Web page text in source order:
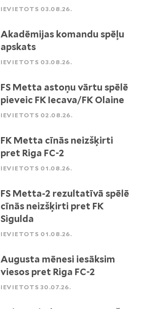
IEVIETOTS 03.08.26.
Akadēmijas komandu spēļu
apskats
IEVIETOTS 03.08.26.
FS Metta astoņu vārtu spēlē
pieveic FK Iecava/FK Olaine
IEVIETOTS 02.08.26.
FK Metta cīnās neizšķirti
pret Riga FC-2
IEVIETOTS 01.08.26.
FS Metta-2 rezultatīvā spēlē
cīnās neizšķirti pret FK
Sigulda
IEVIETOTS 01.08.26.
Augusta mēnesi iesāksim
viesos pret Riga FC-2
IEVIETOTS 30.07.26.